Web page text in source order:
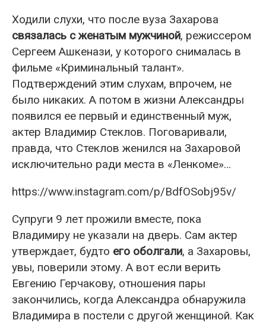
Ходили слухи, что после вуза Захарова
связалась с женатым мужчиной, режиссером
Сергеем Ашкенази, у которого снималась в
фильме «Криминальный талант».
Подтверждений этим слухам, впрочем, не
было никаких. А потом в жизни Александры
появился ее первый и единственный муж,
актер Владимир Стеклов. Поговаривали,
правда, что Стеклов женился на Захаровой
исключительно ради места в «Ленкоме»…
https://www.instagram.com/p/BdfOSobj95v/
Супруги 9 лет прожили вместе, пока
Владимиру не указали на дверь. Сам актер
утверждает, будто его оболгали, а Захаровы,
увы, поверили этому. А вот если верить
Евгению Герчакову, отношения пары
закончились, когда Александра обнаружила
Владимира в постели с другой женщиной. Как